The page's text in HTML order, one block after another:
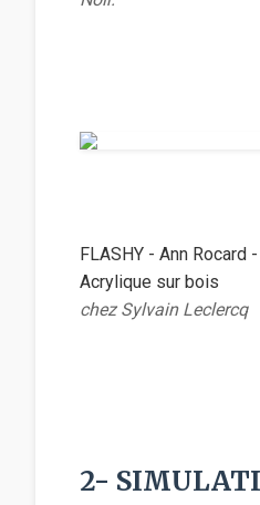
FLASHY - Ann Rocard
Acrylique sur bois
chez Sylvain Leclercq
2-